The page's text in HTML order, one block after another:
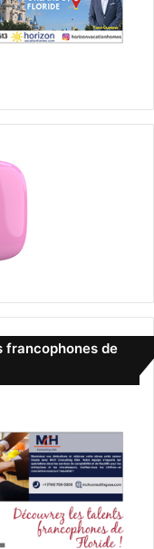
francophones de